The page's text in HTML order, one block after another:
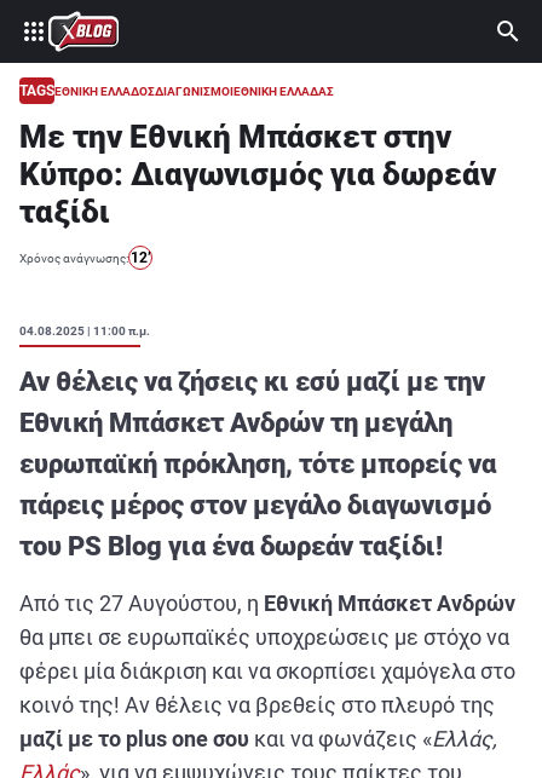
⚽ ΜΟΥΝΤΙΑΛ 2026
ΣΤΟΙΧΗΜΑ
CASINO
ΠΡΟΓΝΩΣΤΙΚΑ ΤIPSTERS
ΠΡΟΓΝΩΣΤΙΚΑ ΚΑΤΗΓΟΡΙΕΣ
ΔΙΑΓΩΝΙΣΜΟΙ
TSILI LEAGUE
RETRO
BLOGS
QUIZ
ΑΘΛΗΤΙΚΑ
ΣΥΝΕΝΤΕΥΞΕΙΣ
ΑΘΛΗΤΙΚΕΣ ΜΕΤΑΔΟΣΕΙΣ
Εξυπηρέτηση Πελατών
TAGSΕΘΝΙΚΗ ΕΛΛΑΔΟΣΔΙΑΓΩΝΙΣΜΟΙΕΘΝΙΚΗ ΕΛΛΑΔΑΣ
Με την Εθνική Μπάσκετ στην
Κύπρο: Διαγωνισμός για δωρεάν
ταξίδι
Χρόνος ανάγνωσης:12’
04.08.2025 | 11:00 π.μ.
Αν θέλεις να ζήσεις κι εσύ μαζί με την
Εθνική Μπάσκετ Ανδρών τη μεγάλη
ευρωπαϊκή πρόκληση, τότε μπορείς να
πάρεις μέρος στον μεγάλο διαγωνισμό
του PS Blog για ένα δωρεάν ταξίδι!
Από τις 27 Αυγούστου, η Εθνική Μπάσκετ Ανδρών
θα μπει σε ευρωπαϊκές υποχρεώσεις με στόχο να
φέρει μία διάκριση και να σκορπίσει χαμόγελα στο
κοινό της! Αν θέλεις να βρεθείς στο πλευρό της
μαζί με το plusone σου και να φωνάζεις «Ελλάς,
Ελλάς», για να εμψυχώνεις τους παίκτες του